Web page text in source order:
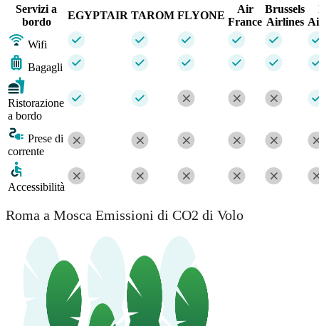
Servizi a
bordo
EGYPTAIR TAROM FLYONE
Air
France
Brussels
Airlines
Wifi
Bagagli
Ristorazione
a bordo
Prese di
corrente
Accessibilità
Roma a Mosca Emissioni di CO2 di Volo